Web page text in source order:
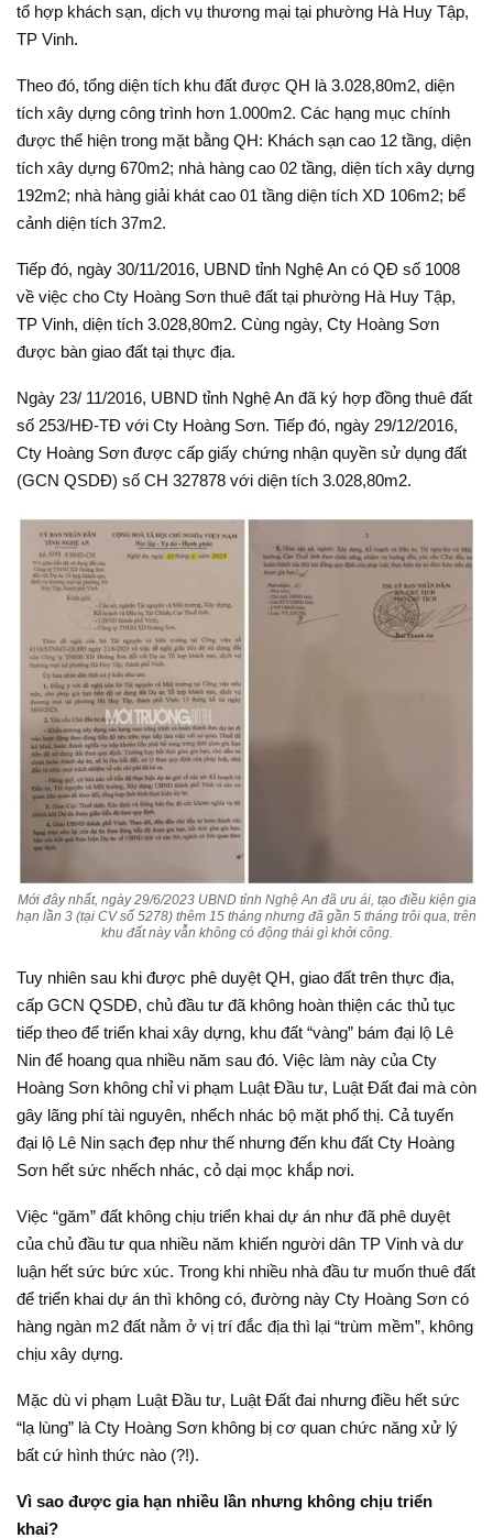
tổ hợp khách sạn, dịch vụ thương mại tại phường Hà Huy Tập,
TP Vinh.
Theo đó, tổng diện tích khu đất được QH là 3.028,80m2, diện
tích xây dựng công trình hơn 1.000m2. Các hạng mục chính
được thể hiện trong mặt bằng QH: Khách sạn cao 12 tầng, diện
tích xây dựng 670m2; nhà hàng cao 02 tầng, diện tích xây dựng
192m2; nhà hàng giải khát cao 01 tầng diện tích XD 106m2; bể
cảnh diện tích 37m2.
Tiếp đó, ngày 30/11/2016, UBND tỉnh Nghệ An có QĐ số 1008
về việc cho Cty Hoàng Sơn thuê đất tại phường Hà Huy Tập,
TP Vinh, diện tích 3.028,80m2. Cùng ngày, Cty Hoàng Sơn
được bàn giao đất tại thực địa.
Ngày 23/ 11/2016, UBND tỉnh Nghệ An đã ký hợp đồng thuê đất
số 253/HĐ-TĐ với Cty Hoàng Sơn. Tiếp đó, ngày 29/12/2016,
Cty Hoàng Sơn được cấp giấy chứng nhận quyền sử dụng đất
(GCN QSDĐ) số CH 327878 với diện tích 3.028,80m2.
Mới đây nhất, ngày 29/6/2023 UBND tỉnh Nghệ An đã ưu ái, tạo điều kiện gia
hạn lần 3 (tại CV số 5278) thêm 15 tháng nhưng đã gần 5 tháng trôi qua, trên
khu đất này vẫn không có động thái gì khởi công.
Tuy nhiên sau khi được phê duyệt QH, giao đất trên thực địa,
cấp GCN QSDĐ, chủ đầu tư đã không hoàn thiện các thủ tục
tiếp theo để triển khai xây dựng, khu đất “vàng” bám đại lộ Lê
Nin để hoang qua nhiều năm sau đó. Việc làm này của Cty
Hoàng Sơn không chỉ vi phạm Luật Đầu tư, Luật Đất đai mà còn
gây lãng phí tài nguyên, nhếch nhác bộ mặt phố thị. Cả tuyến
đại lộ Lê Nin sạch đẹp như thế nhưng đến khu đất Cty Hoàng
Sơn hết sức nhếch nhác, cỏ dại mọc khắp nơi.
Việc “găm” đất không chịu triển khai dự án như đã phê duyệt
của chủ đầu tư qua nhiều năm khiến người dân TP Vinh và dư
luận hết sức bức xúc. Trong khi nhiều nhà đầu tư muốn thuê đất
để triển khai dự án thì không có, đường này Cty Hoàng Sơn có
hàng ngàn m2 đất nằm ở vị trí đắc địa thì lại “trùm mềm”, không
chịu xây dựng.
Mặc dù vi phạm Luật Đầu tư, Luật Đất đai nhưng điều hết sức
“lạ lùng” là Cty Hoàng Sơn không bị cơ quan chức năng xử lý
bất cứ hình thức nào (?!).
Vì sao được gia hạn nhiều lần nhưng không chịu triển
khai?